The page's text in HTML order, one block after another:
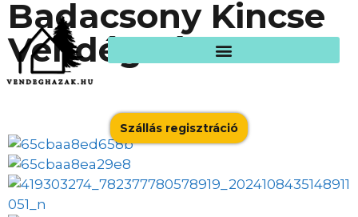
Szállás regisztráció
Badacsony Kincse
Vendégház